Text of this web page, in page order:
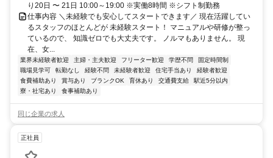
り20日 〜 21日 10:00～19:00 ※実働8時間 ※シフト制勤務
仕事内容 ＼未経験でも安心してスタートできます／ 現在活躍してい
るスタッフのほとんどが 未経験スタート！ マニュアルや研修が整っ
ているので、 知識ゼロでも大丈夫です。 ノルマもありません。 現
在、女...
業界未経験者歓迎 主婦・主夫歓迎 フリーター歓迎 学歴不問
固定時間制
職場見学可
転勤なし 経験不問 未経験者歓迎 住宅手当あり
経験者歓迎
食費補助あり
賞与あり ブランクOK 育休あり 交通費支給
駅近5分以内
寮・社宅あり
食事補助あり
同じ企業の求人
正社員